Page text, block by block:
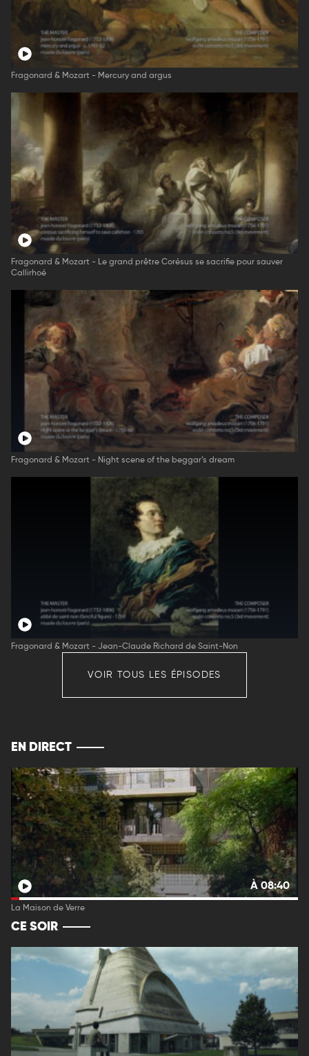
Fragonard & Mozart - Mercury and argus
Fragonard & Mozart - Le grand prêtre Corésus se sacrifie pour sauver
Callirhoé
Fragonard & Mozart - Night scene of the beggar’s dream
Fragonard & Mozart - Jean-Claude Richard de Saint-Non
VOIR TOUS LES ÉPISODES
EN DIRECT
À 08:40
La Maison de Verre
CE SOIR